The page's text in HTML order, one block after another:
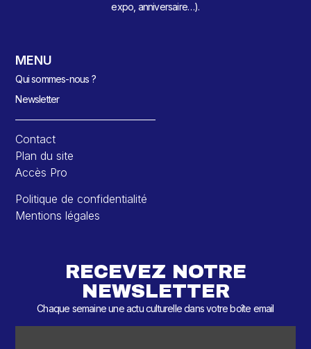
expo, anniversaire…).
MENU
Qui sommes-nous ?
Newsletter
Contact
Plan du site
Accès Pro
Politique de confidentialité
Mentions légales
RECEVEZ NOTRE
NEWSLETTER
Chaque semaine une actu culturelle dans votre boîte email